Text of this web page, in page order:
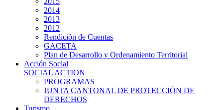
2014
2013
2012
Rendición de Cuentas
GACETA
Plan de Desarrollo y Ordenamiento Territorial
Acción Social
SOCIAL ACTION
PROGRAMAS
JUNTA CANTONAL DE PROTECCIÓN DE
DERECHOS
Turismo